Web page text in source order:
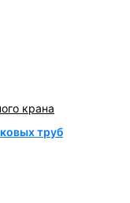
крана
труб